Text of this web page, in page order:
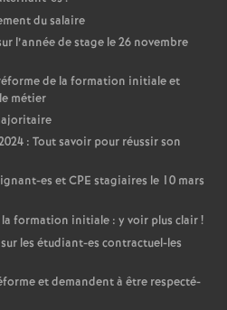
du salaire
l’année de stage le 26 novembre
de la formation initiale et
métier
: Tout savoir pour réussir son
es etCPE stagiaires le 10 mars
formation initiale : y voir plus clair!
les étudiant-es contractuel-les
et demandent à être respecté-